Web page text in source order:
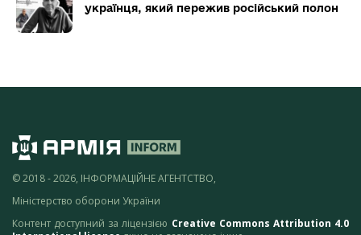
українця, який пережив російський полон
© 2018 - 2026, ІНФОРМАЦІЙНЕ АГЕНТСТВО,
Міністерство оборони України
Контент доступний за ліцензією Creative Commons Attribution 4.0